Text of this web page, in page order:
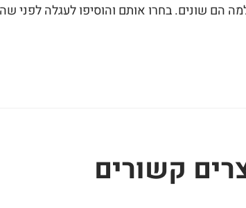
הם שונים. בחרו אותם והוסיפו לעגלה לפני
קשורים